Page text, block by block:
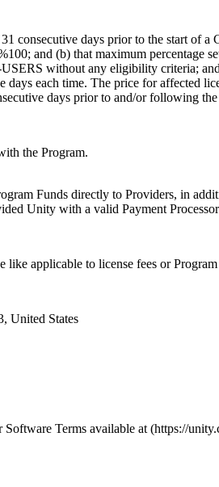
consecutive days prior to the start of
and (b) that maximum
without any eligibility criteria;
each time. The price for affected
days prior to and/or following
the Program.
Funds directly to Providers, in
Unity with a valid Payment
applicable to license fees or
United States
Terms available at (https://